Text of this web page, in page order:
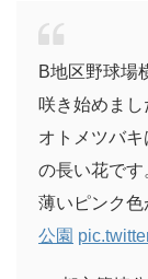
B地区野球場
咲き始めまし
オトメツバ
の長い花です
薄いピンク色
公園